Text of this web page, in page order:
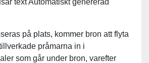
på plats, kommer bron att flyta
pråmarna in i
som går under bron, varefter